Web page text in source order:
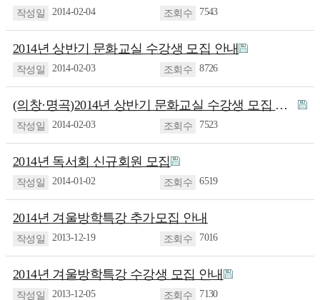
2014-02-04 7543
2014년 상반기 문화교실 수강생 모집 안내
2014-02-03 8726
(의창·명곡)2014년 상반기 문화교실 수강생 모집 안내
2014-02-03 7523
2014년 독서회 신규회원 모집
2014-01-02 6519
2014년 겨울방학특강 추가모집 안내
2013-12-19 7016
2014년 겨울방학특강 수강생 모집 안내
2013-12-05 7130